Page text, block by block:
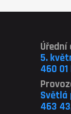
Úřední
5.
460
Světlá
463